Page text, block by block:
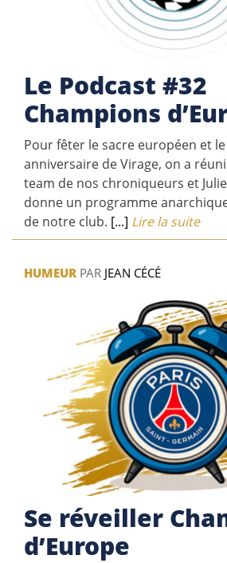
Le Podcast #32
Champions
Pour fêter le sacre européen et
anniversaire de Virage, on a
team de nos chroniqueurs et
donne un programme
de notre club. [...] Lire la suite
HUMEUR PAR JEAN CÉCÉ
Se réveiller
d’Europe